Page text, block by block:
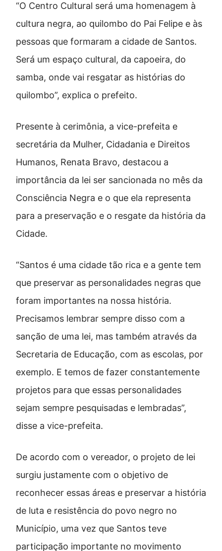
“O Centro Cultural será uma homenagem à
cultura negra, ao quilombo do Pai Felipe e às
pessoas que formaram a cidade de Santos.
Será um espaço cultural, da capoeira, do
samba, onde vai resgatar as histórias do
quilombo”, explica o prefeito.
Presente à cerimônia, a vice-prefeita e
secretária da Mulher, Cidadania e Direitos
Humanos, Renata Bravo, destacou a
importância da lei ser sancionada no mês da
Consciência Negra e o que ela representa
para a preservação e o resgate da história da
Cidade.
“Santos é uma cidade tão rica e a gente tem
que preservar as personalidades negras que
foram importantes na nossa história.
Precisamos lembrar sempre disso com a
sanção de uma lei, mas também através da
Secretaria de Educação, com as escolas, por
exemplo. E temos de fazer constantemente
projetos para que essas personalidades
sejam sempre pesquisadas e lembradas”,
disse a vice-prefeita.
De acordo com o vereador, o projeto de lei
surgiu justamente com o objetivo de
reconhecer essas áreas e preservar a história
de luta e resistência do povo negro no
Município, uma vez que Santos teve
participação importante no movimento